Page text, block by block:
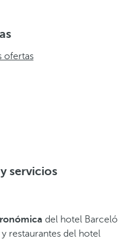
ofertas
servicios
del hotel Barceló
restaurantes del hotel